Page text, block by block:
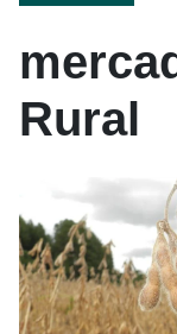
Rural